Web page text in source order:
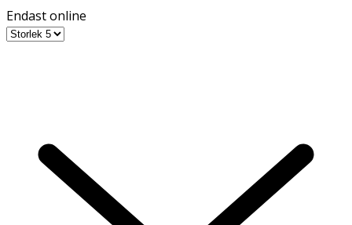
Endast online